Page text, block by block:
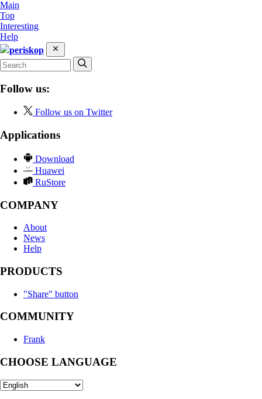
Main
Top
Interesting
Help
periskop
Follow us:
Follow us on Twitter
Applications
Download
Huawei
RuStore
COMPANY
About
News
Help
PRODUCTS
"Share" button
COMMUNITY
Frank
CHOOSE LANGUAGE